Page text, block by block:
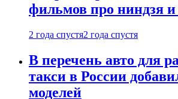
фильмов про ниндзя и
2 года спустя2 года спустя
В перечень авто для
такси в России
моделей